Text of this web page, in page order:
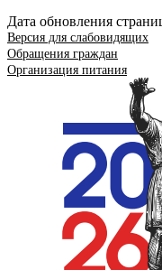
Дата обновления
Версия для слабовидящих
Обращения граждан
Организация питания